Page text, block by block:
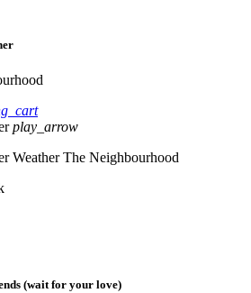
play_arrow
Weather The Neighbourhood
(wait for your love)